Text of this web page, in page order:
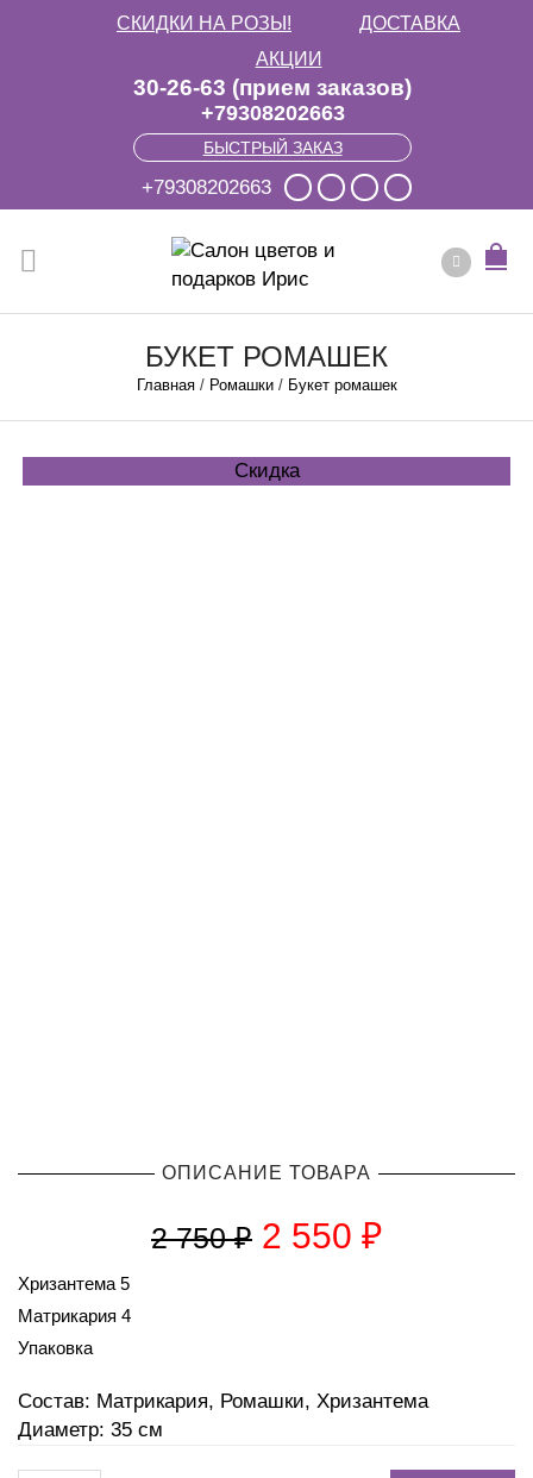
СКИДКИ НА РОЗЫ!
ДОСТАВКА
АКЦИИ
30-26-63 (прием заказов)
+79308202663
БЫСТРЫЙ ЗАКАЗ
+79308202663
БУКЕТ РОМАШЕК
Главная / Ромашки /Букет ромашек
Скидка
ОПИСАНИЕ ТОВАРА
2 750₽ 2 550 ₽
Хризантема 5
Матрикария 4
Упаковка
Состав: Матрикария, Ромашки, Хризантема
Диаметр: 35 см